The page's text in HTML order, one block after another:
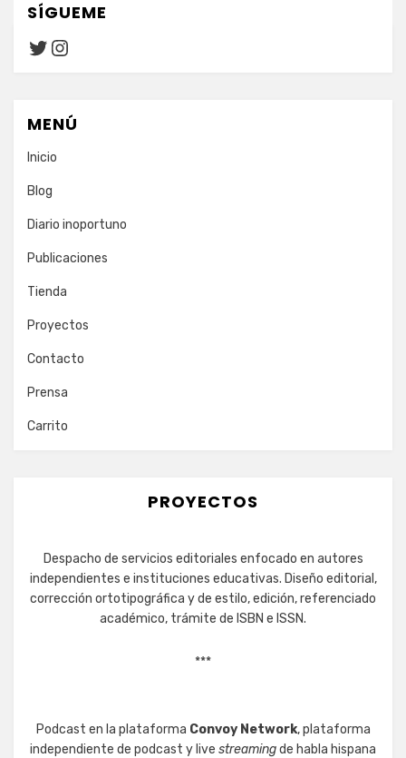
SÍGUEME
Twitter
Instagram
MENÚ
Inicio
Blog
Diario inoportuno
Publicaciones
Tienda
Proyectos
Contacto
Prensa
Carrito
PROYECTOS
Despacho de servicios editoriales enfocado en autores
independientes e instituciones educativas. Diseño editorial,
corrección ortotipográfica y de estilo, edición, referenciado
académico, trámite de ISBN e ISSN.
***
Podcast en la plataforma Convoy Network, plataforma
independiente de podcast y live streamingde habla hispana